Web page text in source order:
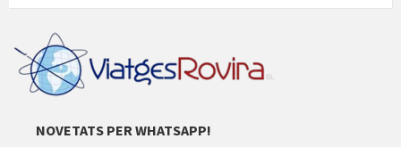
NOVETATS PER WHATSAPP!